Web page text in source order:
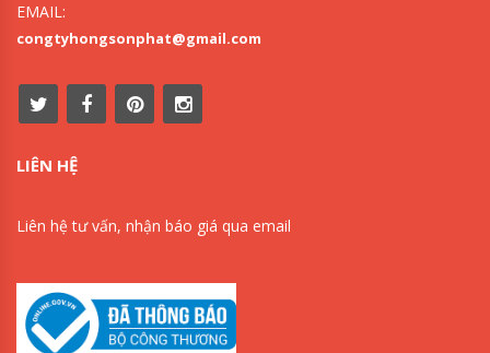
EMAIL:
congtyhongsonphat@gmail.com
LIÊN HỆ
Liên hệ tư vấn, nhận báo giá qua email